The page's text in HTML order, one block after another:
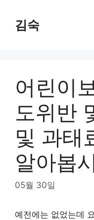
content
김숙
어린이
도위반
및 과태
알아봅
05월 30일
예전에는 없었는데